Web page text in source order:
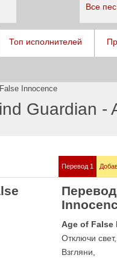
Все
Все
Топ исполнителей
Innocence
Guardian -
Перевод 1
Age of False
Отключи свет,
Взгляни,